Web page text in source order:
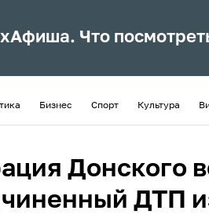
Афиша. Что
Бизнес Спорт Культура
Донского
ДТП